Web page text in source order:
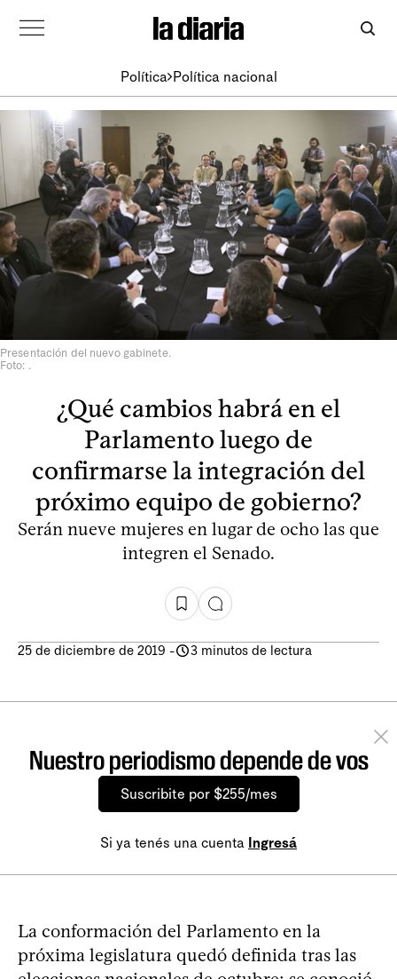
Política Política nacional
Presentación del nuevo gabinete.
Foto: .
¿Qué cambios habrá en el
Parlamento luego de
confirmarse la integración del
próximo equipo de gobierno?
Serán nueve mujeres en lugar de ocho las que
integren el Senado.
25 de diciembre de 2019 - 3 minutos de lectura
Nuestro periodismo depende de vos
Suscribite por $255/mes
Si ya tenés una cuenta Ingresá
La conformación del Parlamento en la
próxima legislatura quedó definida tras las